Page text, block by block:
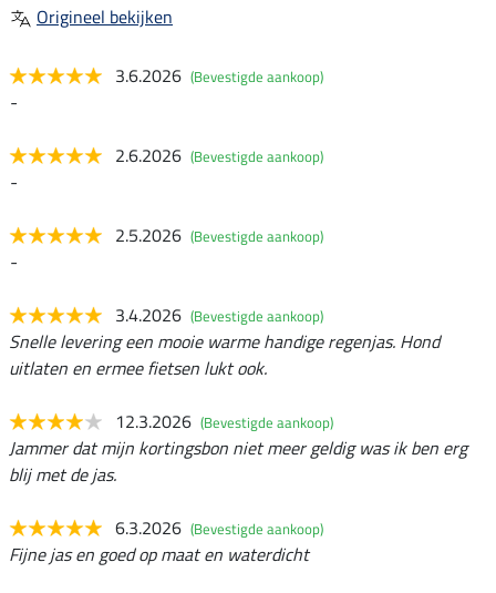
Origineel bekijken
3.6.2026 (Bevestigde aankoop)
-
2.6.2026 (Bevestigde aankoop)
-
2.5.2026 (Bevestigde aankoop)
-
3.4.2026 (Bevestigde aankoop)
Snelle levering een mooie warme handige regenjas. Hond
uitlaten en ermee fietsen lukt ook.
12.3.2026 (Bevestigde aankoop)
Jammer dat mijn kortingsbon niet meer geldig was ik ben erg
blij met de jas.
6.3.2026 (Bevestigde aankoop)
Fijne jas en goed op maat en waterdicht